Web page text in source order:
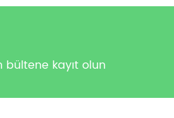
kayıt olun